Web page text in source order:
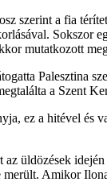
szerint a fia
mutatkozott
Palesztina
a Szent
ez a hitével és
üldözések
Amikor